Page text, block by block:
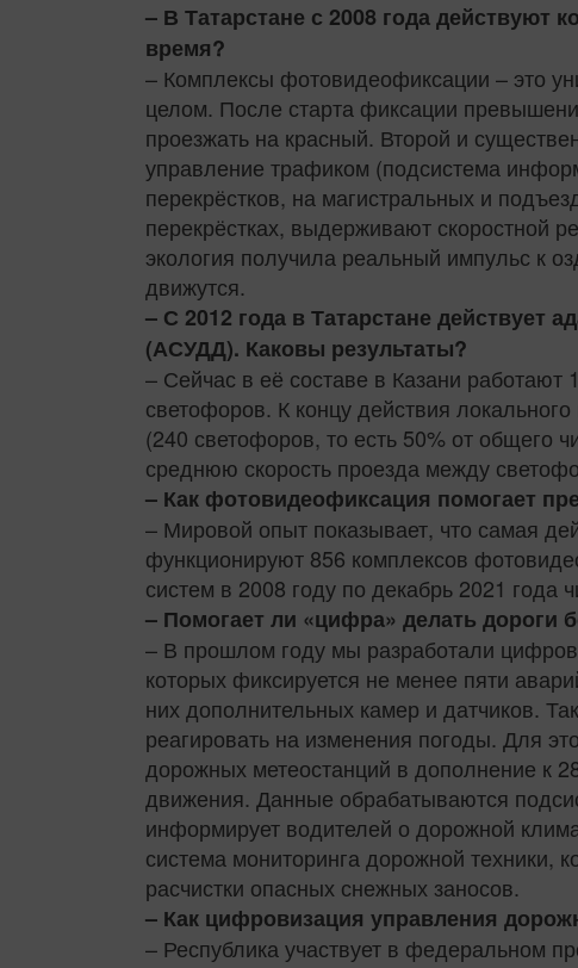
– В Татарстане с 2008 года действуют
время?
– Комплексы фотовидеофиксации – это
целом. После старта фиксации
проезжать на красный. Второй и
управление трафиком (подсистема
перекрёстков, на магистральных и
перекрёстках, выдерживают скоростной
экология получила реальный импульс к
движутся.
– С 2012 года в Татарстане действует
(АСУДД). Каковы результаты?
– Сейчас в её составе в Казани
светофоров. К концу действия
(240 светофоров, то есть 50% от общего
среднюю скорость проезда между
– Как фотовидеофиксация помогает
– Мировой опыт показывает, что самая
функционируют 856 комплексов
систем в 2008 году по декабрь 2021 года
– Помогает ли «цифра» делать дороги
– В прошлом году мы разработали
которых фиксируется не менее пяти
них дополнительных камер и датчиков.
реагировать на изменения погоды. Для
дорожных метеостанций в дополнение к
движения. Данные обрабатываются
информирует водителей о дорожной
система мониторинга дорожной техники,
расчистки опасных снежных заносов.
– Как цифровизация управления
– Республика участвует в федеральном